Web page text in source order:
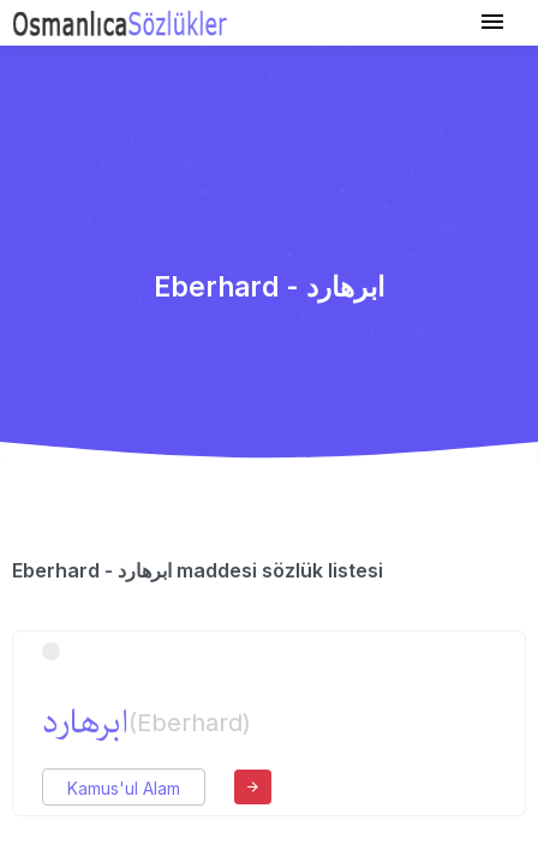
Eberhard - ابرهارد
Eberhard - ابرهارد maddesi sözlük listesi
ابرهارد(Eberhard)
Kamus'ul Alam